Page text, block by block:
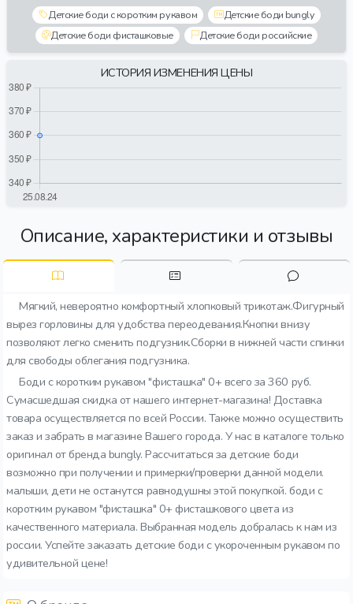
Детские боди с коротким рукавом
Детские боди bungly
Детские боди фисташковые
Детские боди российские
ИСТОРИЯ ИЗМЕНЕНИЯ ЦЕНЫ
Описание, характеристики и отзывы
Мягкий, невероятно комфортный хлопковый трикотаж.Фигурный
вырез горловины для удобства переодевания.Кнопки внизу
позволяют легко сменить подгузник.Сборки в нижней части спинки
для свободы облегания подгузника.
Боди с коротким рукавом "фисташка" 0+ всего за 360 руб.
Сумасшедшая скидка от нашего интернет-магазина! Доставка
товара осуществляется по всей России. Также можно осуществить
заказ и забрать в магазине Вашего города. У нас в каталоге только
оригинал от бренда bungly. Рассчитаться за детские боди
возможно при получении и примерки/проверки данной модели.
малыши, дети не останутся равнодушны этой покупкой. боди с
коротким рукавом "фисташка" 0+ фисташкового цвета из
качественного материала. Выбранная модель добралась к нам из
россии. Успейте заказать детские боди с укороченным рукавом по
удивительной цене!